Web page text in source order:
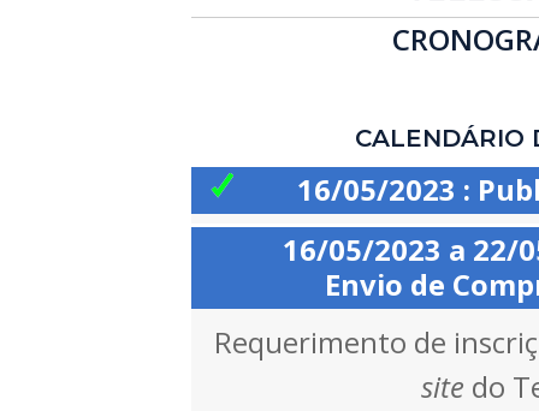
CALENDÁRIO
16/05/2023 :
16/05/2023 a 22/
Envio de
Requerimento de
site do